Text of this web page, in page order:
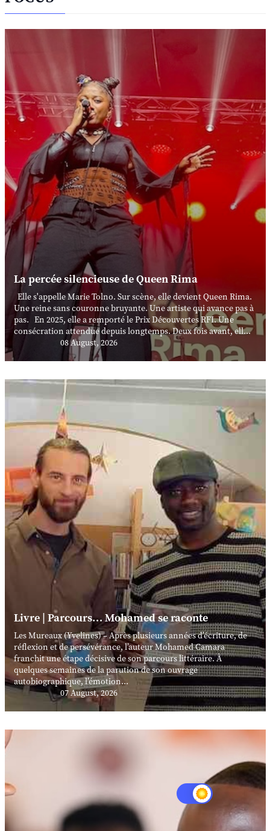
La percée silencieuse de Queen Rima
Elle s'appelle Marie Tolno. Sur scène, elle devient Queen Rima.
Une reine sans couronne bruyante. Une artiste qui avance pas à
pas. En 2025, elle a remporté le Prix Découvertes RFI. Une
consécration attendue depuis longtemps. Deux fois avant, ell...
08 August, 2026
Livre | Parcours… Mohamed se raconte
Les Mureaux (Yvelines) – Après plusieurs années d’écriture, de
réflexion et de persévérance, l’auteur Mohamed Camara
franchit une étape décisive de son parcours littéraire. À
quelques semaines de la parution de son ouvrage
autobiographique, l’émotion...
07 August, 2026